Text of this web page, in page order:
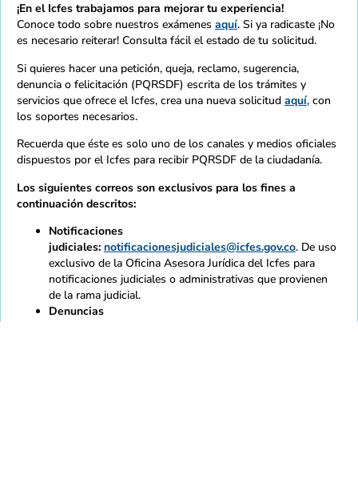
¡En el Icfes trabajamos para mejorar tu experiencia!
Conoce todo sobre nuestros exámenes aquí. Si ya radicaste ¡No
es necesario reiterar! Consulta fácil el estado de tu solicitud.
Si quieres hacer una petición, queja, reclamo, sugerencia,
denuncia o felicitación (PQRSDF) escrita de los trámites y
servicios que ofrece el Icfes, crea una nueva solicitud aquí, con
los soportes necesarios.
Recuerda que éste es solo uno de los canales y medios oficiales
dispuestos por el Icfes para recibir PQRSDF de la ciudadanía.
Los siguientes correos son exclusivos para los fines a
continuación descritos:
Notificaciones
judiciales: notificacionesjudiciales@icfes.gov.co. De uso
exclusivo de la Oficina Asesora Jurídica del Icfes para
notificaciones judiciales o administrativas que provienen
de la rama judicial.
Denuncias